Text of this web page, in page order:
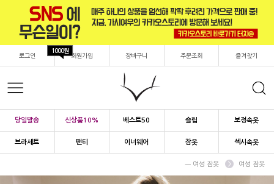
로그인 회원가입
1000원
장바구니 주문조회 즐겨찾기
당일발송 신상품10% 베스트50 슬립 보정속옷
브라세트 팬티 이너웨어 잠옷 섹시속옷
ㅡ 여성 잠옷 여성 잠옷